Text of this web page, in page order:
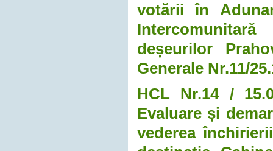
votării în
deșeurilor
Generale Nr.11/
HCL Nr.14 /
Evaluare și
vederea